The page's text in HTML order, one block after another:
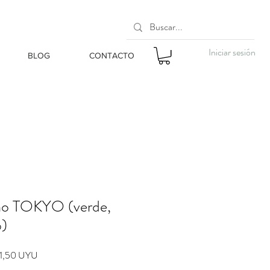
BLOG CONTACTO Iniciar sesión
TOKYO (verde,
UYU